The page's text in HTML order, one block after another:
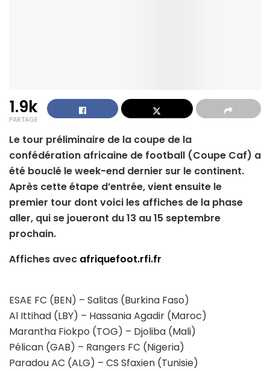
1.9k
PARTAGE
Le tour préliminaire de la coupe de la
confédération africaine de football (Coupe Caf) a
été bouclé le week-end dernier sur le continent.
Après cette étape d’entrée, vient ensuite le
premier tour dont voici les affiches de la phase
aller, qui se joueront du 13 au 15 septembre
prochain.
Affiches avec afriquefoot.rfi.fr
ESAE FC (BEN) – Salitas (Burkina Faso)
Al Ittihad (LBY) – Hassania Agadir (Maroc)
Marantha Fiokpo (TOG) – Djoliba (Mali)
Pélican (GAB) – Rangers FC (Nigeria)
Paradou AC (ALG) – CS Sfaxien (Tunisie)